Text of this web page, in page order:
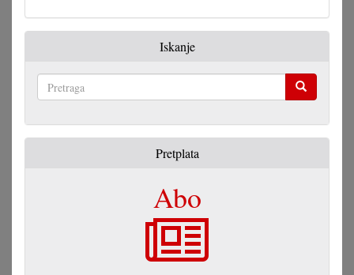
Iskanje
Pretplata
Abo